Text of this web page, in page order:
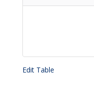
Edit Table